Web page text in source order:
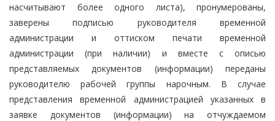
насчитывают более одного листа), пронумерованы,
заверены подписью руководителя временной
администрации и оттиском печати временной
администрации (при наличии) и вместе с описью
представляемых документов (информации) переданы
руководителю рабочей группы нарочным. В случае
представления временной администрацией указанных в
заявке документов (информации) на отчуждаемом